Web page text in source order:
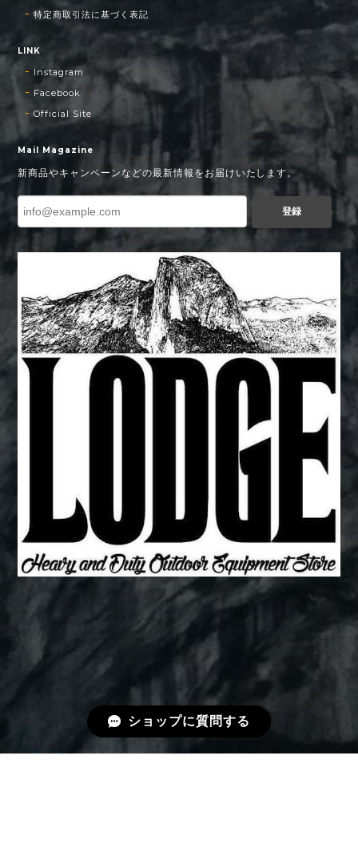
特定商取引法に基づく表記
LINK
Instagram
Facebook
Official Site
Mail Magazine
新商品やキャンペーンなどの最新情報をお届けいたします。
登録
ショップに質問する